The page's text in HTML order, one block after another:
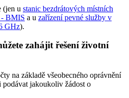
(jen u stanic bezdrátových místních
- BMIS a u zařízení pevné služby v
GHz).
zahájit řešení životní
na základě všeobecného oprávnění
podávat jakoukoliv žádost o